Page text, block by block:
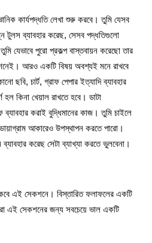
কার্যপদ্ধতি লেখা শুরু করবে। তুমি যেসব
টুলস ব্যাবহার করেছ, সেসব পদ্ধতিগুলো
তুমি যেভাবে পুরো প্রকল্প বাস্তবায়ন করেছো তার
আরও একটি বিষয় অবশ্যই মনে রাখবে
ছবি, চার্ট, গ্রাফ পেপার ইত্যাদি ব্যাবহার
কিনা খেয়াল রাখতে হবে। ডাটা
ব্যাবহার করাই বুদ্ধিমানের কাজ। তুমি চাইলে
ডায়াগ্রাম আকারেও উপস্থাপন করতে পারো।
করেছ সেটা ব্যাখ্যা করতে ভুলবেনা।
এই সেকশনে। বিস্তারিত ফলাফলের একটি
এই সেকশনের জন্য সবচেয়ে ভাল একটি